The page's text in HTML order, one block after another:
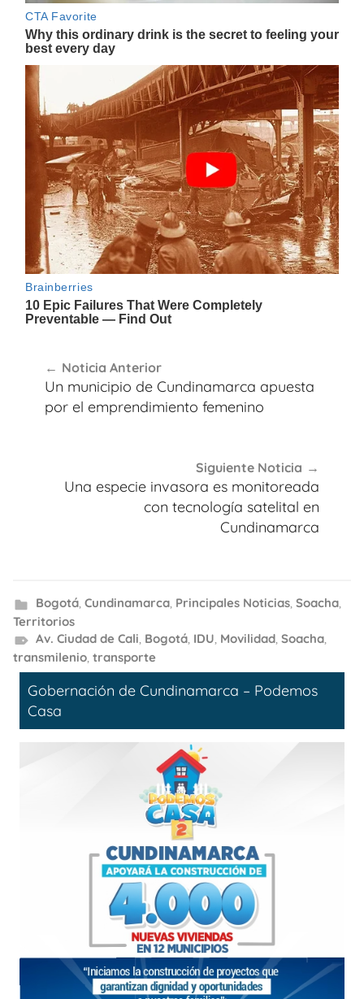
de
entradas
Noticia Anterior
Un municipio de Cundinamarca apuesta
por el emprendimiento femenino
Siguiente Noticia
Una especie invasora es monitoreada
con tecnología satelital en
Cundinamarca
Bogotá, Cundinamarca, Principales Noticias, Soacha,
Territorios
Av. Ciudad de Cali, Bogotá, IDU, Movilidad, Soacha,
transmilenio, transporte
Gobernación de Cundinamarca – Podemos
Casa